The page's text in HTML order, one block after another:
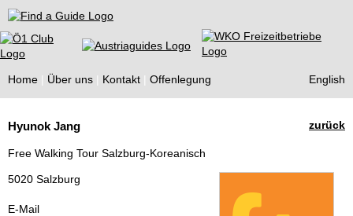
Find a Guide
Home Über uns Kontakt Offenlegung English
Guides
zurück
Hyunok Jang
Free Walking Tour Salzburg-Koreanisch
5020 Salzburg
E-Mail